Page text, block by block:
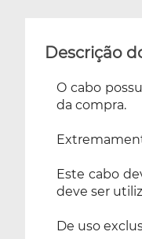
Descrição
O cabo
da compra.
Este cabo
deve ser
De uso